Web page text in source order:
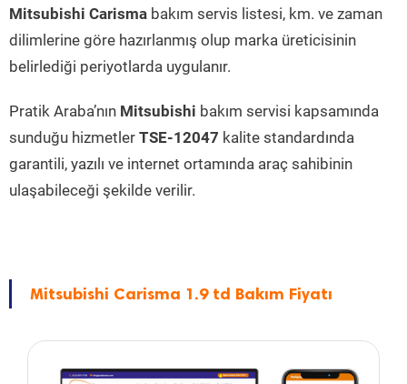
Mitsubishi Carisma bakım servis listesi, km. ve zaman
dilimlerine göre hazırlanmış olup marka üreticisinin
belirlediği periyotlarda uygulanır.
Pratik Araba’nın Mitsubishi bakım servisi kapsamında
sunduğu hizmetler TSE-12047 kalite standardında
garantili, yazılı ve internet ortamında araç sahibinin
ulaşabileceği şekilde verilir.
Mitsubishi Carisma 1.9 td Bakım Fiyatı